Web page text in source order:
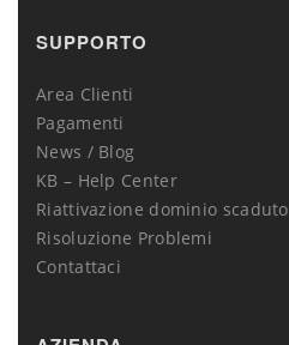
SUPPORTO
Area Clienti
Pagamenti
News / Blog
KB – Help Center
Riattivazione dominio scaduto
Risoluzione Problemi
Contattaci